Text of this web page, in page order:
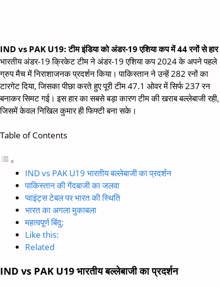
IND vs PAK U19: टीम इंडिया को अंडर-19 एशिया कप में 44 रनों से हार
भारतीय अंडर-19 क्रिकेट टीम ने अंडर-19 एशिया कप 2024 के अपने पहले
ग्रुप मैच में निराशाजनक प्रदर्शन किया। पाकिस्तान ने उन्हें 282 रनों का
टारगेट दिया, जिसका पीछा करते हुए पूरी टीम 47.1 ओवर में सिर्फ 237 रन
बनाकर सिमट गई। इस हार का सबसे बड़ा कारण टीम की खराब बल्लेबाजी रही,
जिसमें केवल निखिल कुमार ही फिफ्टी बना सके।
Table of Contents
IND vs PAK U19 भारतीय बल्लेबाजी का प्रदर्शन
पाकिस्तान की गेंदबाजी का जलवा
प्वाइंट्स टेबल पर भारत की स्थिति
भारत का अगला मुकाबला
महत्वपूर्ण बिंदु:
Like this:
Related
IND vs PAK U19 भारतीय बल्लेबाजी का प्रदर्शन